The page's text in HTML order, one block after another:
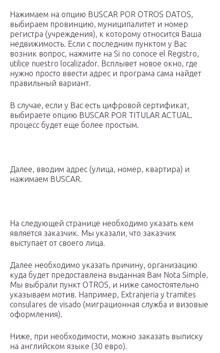
Нажимаем на опцию BUSCAR POR OTROS DATOS,
выбираем провинцию, муниципалитет и номер
регистра (учреждения), к которому относится Ваша
недвижимость. Если с последним пунктом у Вас
возник вопрос, нажмите на Si no conoce el Registro,
utilice nuestro localizador. Всплывет новое окно, где
нужно просто ввести адрес и програма сама найдет
правильный вариант.
В случае, если у Вас есть цифровой сертификат,
выбираете опцию BUSCAR POR TITULAR ACTUAL.
процесс будет еще более простым.
Далее, вводим адрес (улица, номер, квартира) и
нажимаем BUSCAR.
На следующей странице необходимо указать кем
является заказчик. Мы указали, что заказчик
выступает от своего лица.
Далее необходимо указать причину, организацию
куда будет предоставлена выданная Вам Nota Simple.
Мы выбрали пункт OTROS, и ниже самостоятельно
указываем мотив. Например, Extranjeria y tramites
consulares de visado (миграционная служба и визовые
оформления).
Ниже, при необходимости, можно заказать выписку
на английском языке (30 евро).